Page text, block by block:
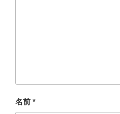
名前 *